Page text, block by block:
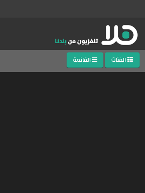
الفئات القائمة